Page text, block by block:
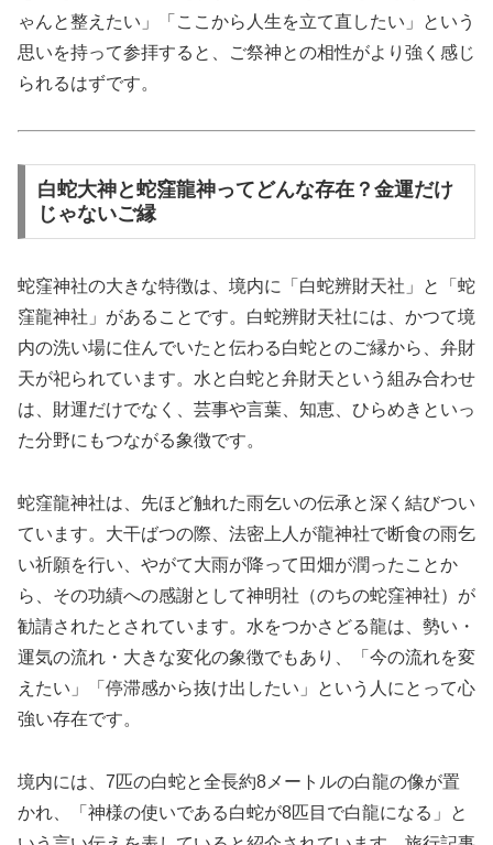
ゃんと整えたい」「ここから人生を立て直したい」という
思いを持って参拝すると、ご祭神との相性がより強く感じ
られるはずです。
白蛇大神と蛇窪龍神ってどんな存在？金運だけ
じゃないご縁
蛇窪神社の大きな特徴は、境内に「白蛇辨財天社」と「蛇
窪龍神社」があることです。白蛇辨財天社には、かつて境
内の洗い場に住んでいたと伝わる白蛇とのご縁から、弁財
天が祀られています。水と白蛇と弁財天という組み合わせ
は、財運だけでなく、芸事や言葉、知恵、ひらめきといっ
た分野にもつながる象徴です。
蛇窪龍神社は、先ほど触れた雨乞いの伝承と深く結びつい
ています。大干ばつの際、法密上人が龍神社で断食の雨乞
い祈願を行い、やがて大雨が降って田畑が潤ったことか
ら、その功績への感謝として神明社（のちの蛇窪神社）が
勧請されたとされています。水をつかさどる龍は、勢い・
運気の流れ・大きな変化の象徴でもあり、「今の流れを変
えたい」「停滞感から抜け出したい」という人にとって心
強い存在です。
境内には、7匹の白蛇と全長約8メートルの白龍の像が置
かれ、「神様の使いである白蛇が8匹目で白龍になる」と